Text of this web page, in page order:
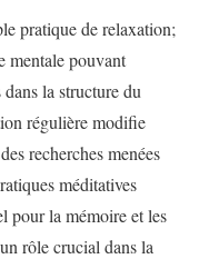
pratique de relaxation;
mentale pouvant
la structure du
régulière modifie
recherches menées
méditatives
pour la mémoire et les
rôle crucial dans la